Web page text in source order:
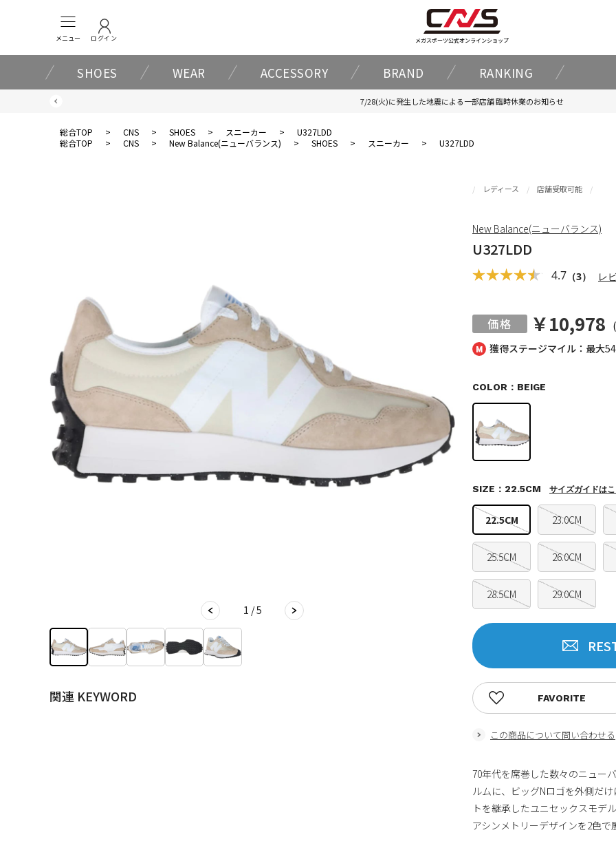
メニュー ログイン メガスポーツ公式オンラインショップ
SHOES WEAR ACCESSORY BRAND RANKING
7/28(火)に発生した地震による一部店舗 臨時休業のお知らせ
総合TOP > CNS > SHOES > スニーカー >
U327LDD
総合TOP
> CNS > New Balance(ニューバランス) > SHOES > スニーカー > U327LDD
1 / 5
関連 KEYWORD
獲得ステージマイル：最大
レディース 店舗受取可能
U327LDD
4.7 （3） レ
￥10,978
COLOR：BEIGE
22.5CM 23.0CM
25.5CM 26.0CM
28.5CM 29.0CM
SIZE：22.5CM サイズガイドは
この商品について問い合わせる
FAVORITE
New Balance(ニューバランス)
70年代を席巻した数々のニュー
ルムに、ビッグNロゴを外側だ
トを継承したユニセックスモデ
アシンメトリーデザインを2色で